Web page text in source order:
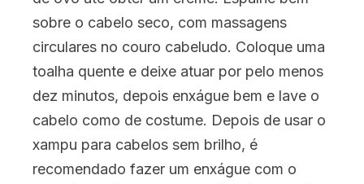
sobre o cabelo seco, com massagens
circulares no couro cabeludo. Coloque uma
toalha quente e deixe atuar por pelo menos
dez minutos, depois enxágue bem e lave o
cabelo como de costume. Depois de usar o
xampu para cabelos sem brilho, é
recomendado fazer um enxágue com o